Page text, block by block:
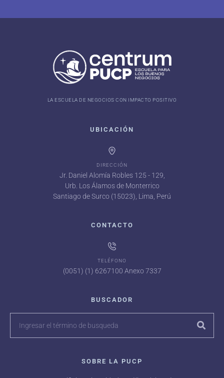
LA ESCUELA DE NEGOCIOS CON IMPACTO POSITIVO
UBICACIÓN
DIRECCIÓN
Jr. Daniel Alomía Robles 125 - 129,
Urb. Los Álamos de Monterrico
Santiago de Surco (15023), Lima, Perú
CONTACTO
TELÉFONO
(0051) (1) 6267100 Anexo 7337
BUSCADOR
SOBRE LA PUCP